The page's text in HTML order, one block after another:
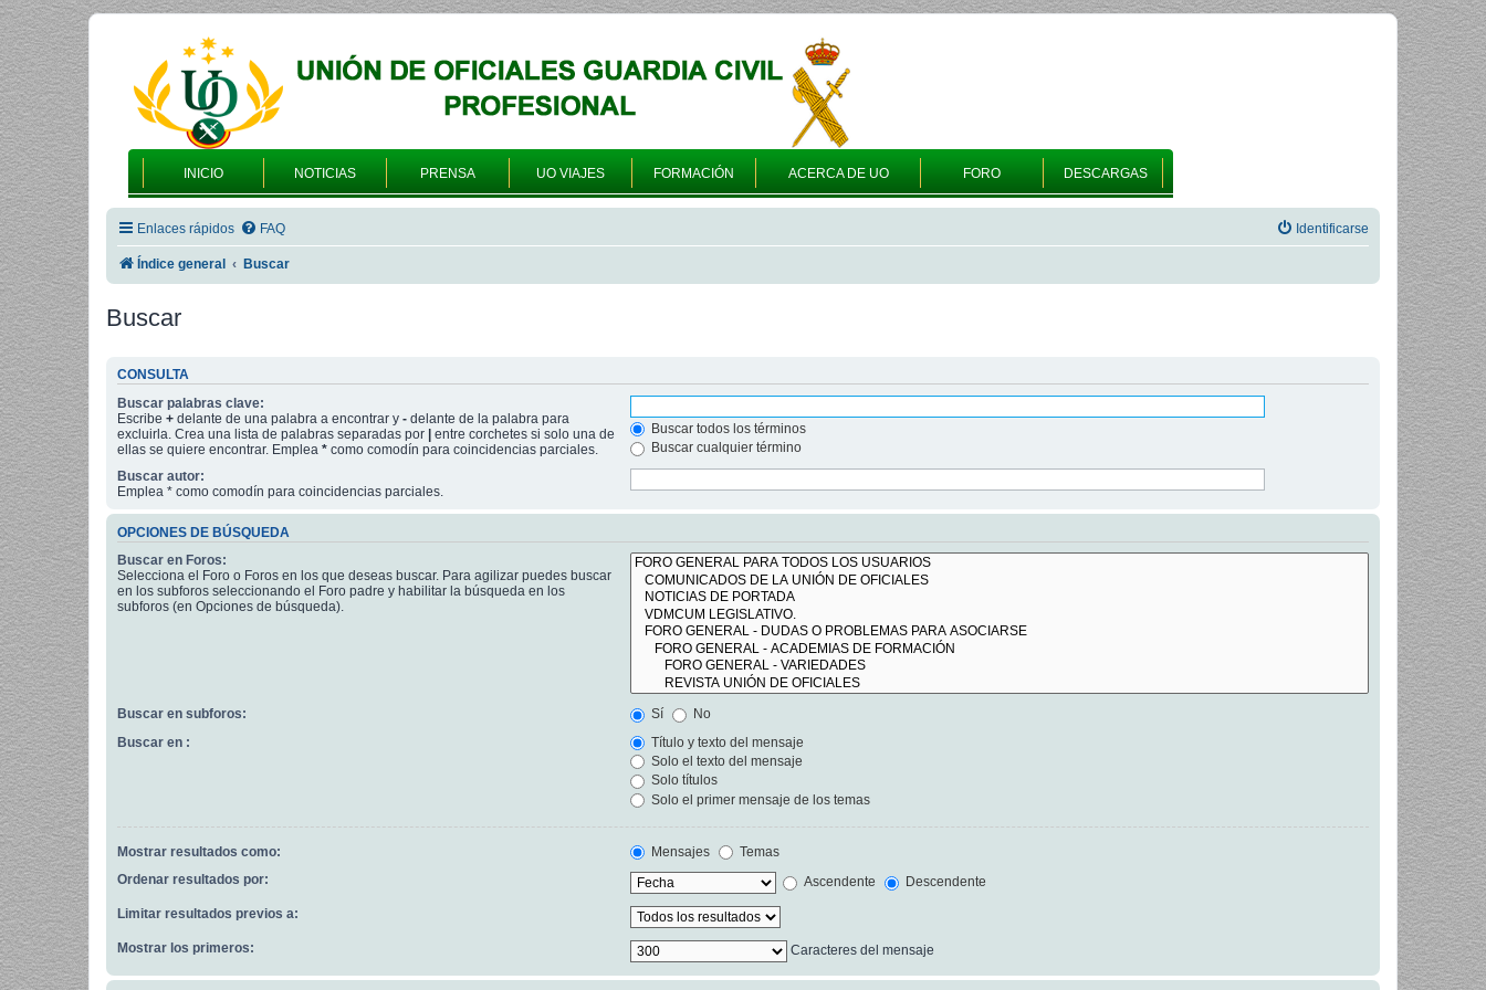
INICIO NOTICIAS PRENSA UO VIAJES FORMACIÓN ACERCA DE UO FORO DESCARGAS
Enlaces rápidos FAQ Identificarse
Índice general Buscar
Buscar
CONSULTA
Buscar palabras clave:
Escribe + delante de una palabra a encontrar y - delante de la palabra para
excluirla. Crea una lista de palabras separadas por
entre corchetes si solo una de
ellas se quiere encontrar. Emplea * como comodín para coincidencias parciales.
Buscar todos los términos
Buscar cualquier término
Buscar autor:
Emplea * como comodín para coincidencias parciales.
OPCIONES DE BÚSQUEDA
Buscar en Foros:
Selecciona el Foro o Foros en los que deseas buscar. Para agilizar puedes buscar
en los subforos seleccionando el Foro padre y habilitar la búsqueda en los
subforos (en Opciones de búsqueda).
Buscar en subforos: Sí
No
Buscar en :
Título y texto del mensaje
Solo el texto del mensaje
Solo títulos
Solo el primer mensaje de los temas
Mostrar resultados como: Mensajes
Temas
Ordenar resultados por:
Ascendente Descendente
Limitar resultados previos a:
Mostrar los primeros: Caracteres del mensaje